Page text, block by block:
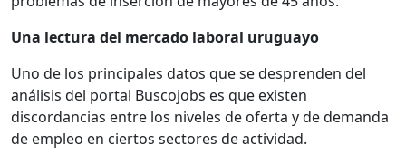
Una lectura del mercado laboral uruguayo
Uno de los principales datos que se desprenden del
análisis del portal Buscojobs es que existen
discordancias entre los niveles de oferta y de demanda
de empleo en ciertos sectores de actividad.